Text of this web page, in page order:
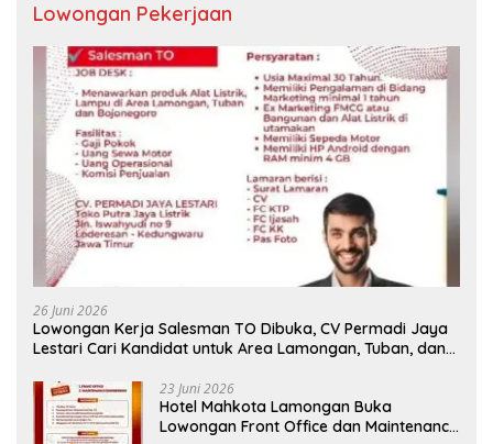
Lowongan Pekerjaan
26 Juni 2026
Lowongan Kerja Salesman TO Dibuka, CV Permadi Jaya
Lestari Cari Kandidat untuk Area Lamongan, Tuban, dan
23 Juni 2026
Hotel Mahkota Lamongan Buka
Lowongan Front Office dan Maintenance